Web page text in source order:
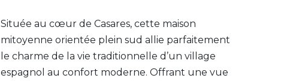
Située au cœur de Casares, cette maison
mitoyenne orientée plein sud allie parfaitement
le charme de la vie traditionnelle d’un village
espagnol au confort moderne. Offrant une vue